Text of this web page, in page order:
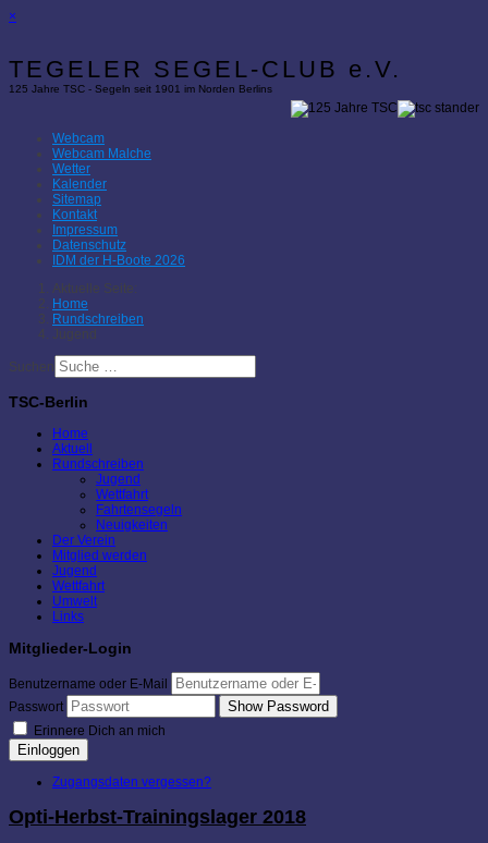
×
TEGELER SEGEL-CLUB e.V.
125 Jahre TSC - Segeln seit 1901 im Norden Berlins
Webcam
Webcam Malche
Wetter
Kalender
Sitemap
Kontakt
Impressum
Datenschutz
IDM der H-Boote 2026
Aktuelle Seite:
Home
Rundschreiben
Jugend
Suchen
TSC-Berlin
Home
Aktuell
Rundschreiben
Jugend
Wettfahrt
Fahrtensegeln
Neuigkeiten
Der Verein
Mitglied werden
Jugend
Wettfahrt
Umwelt
Links
Mitglieder-Login
Benutzername oder E-Mail
Passwort
Show Password
Erinnere Dich an mich
Einloggen
Zugangsdaten vergessen?
Opti-Herbst-Trainingslager 2018